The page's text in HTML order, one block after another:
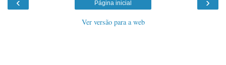
Página inicial
Ver versão para a web